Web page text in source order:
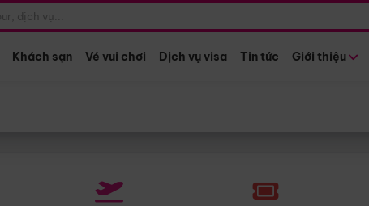
Khách sạn Vé vui chơi Dịch vụ visa Tin tức Giới thiệu